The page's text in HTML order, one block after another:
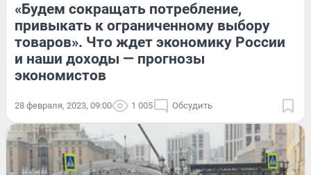
«Будем сокращать потребление,
привыкать к ограниченному выбору
товаров». Что ждет экономику России
и наши доходы — прогнозы
экономистов
28 февраля, 2023, 09:00 1 005 Обсудить